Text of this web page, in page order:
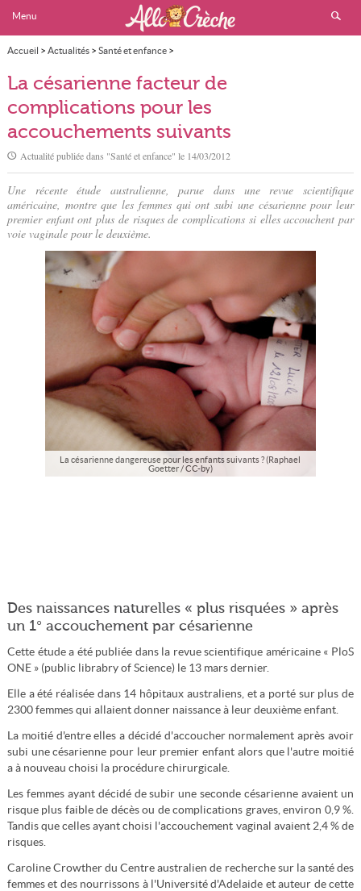
Menu
Accueil > Actualités> Santé et enfance>
La césarienne facteur de complications pour les accouchements suivants
La césarienne facteur de
complications pour les
accouchements suivants
Actualité publiée dans "Santé et enfance" le 14/03/2012
Une récente étude australienne, parue dans une revue scientifique
américaine, montre que les femmes qui ont subi une césarienne pour leur
premier enfant ont plus de risques de complications si elles accouchent par
voie vaginale pour le deuxième.
La césarienne dangereuse pour les enfants suivants ? (Raphael
Goetter / CC-by)
Des naissances naturelles « plus risquées » après
un 1° accouchement par césarienne
Cette étude a été publiée dans la revue scientifique américaine « PloS
ONE » (public librabry of Science) le 13 mars dernier.
Elle a été réalisée dans 14 hôpitaux australiens, et a porté sur plus de
2300 femmes qui allaient donner naissance à leur deuxième enfant.
La moitié d'entre elles a décidé d'accoucher normalement après avoir
subi une césarienne pour leur premier enfant alors que l'autre moitié
a à nouveau choisi la procédure chirurgicale.
Les femmes ayant décidé de subir une seconde césarienne avaient un
risque plus faible de décès ou de complications graves, environ 0,9 %.
Tandis que celles ayant choisi l'accouchement vaginal avaient 2,4 % de
risques.
Caroline Crowther du Centre australien de recherche sur la santé des
femmes et des nourrissons à l'Université d'Adelaide et auteur de cette